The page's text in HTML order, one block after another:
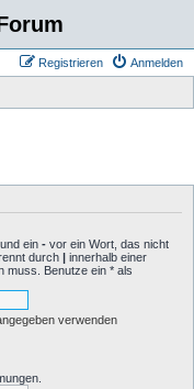
Anmelden
Registrieren
ein - vor ein Wort, das nicht
durch | innerhalb einer
muss. Benutze ein * als
verwenden